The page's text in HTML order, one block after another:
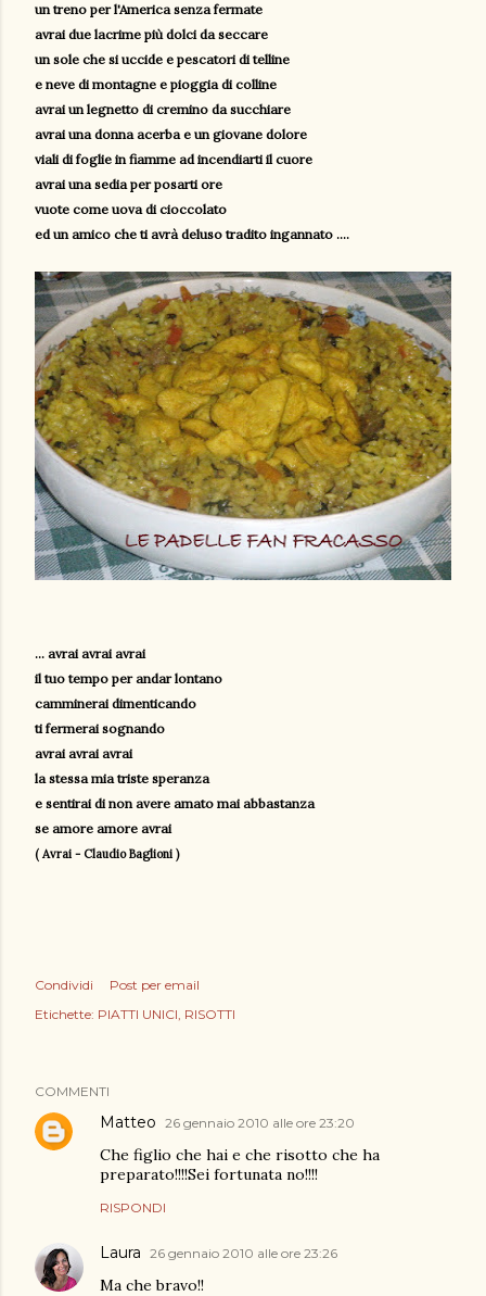
un treno per l'America senza fermate
avrai due lacrime più dolci da seccare
un sole che si uccide e pescatori di telline
e neve di montagne e pioggia di colline
avrai un legnetto di cremino da succhiare
avrai una donna acerba e un giovane dolore
viali di foglie in fiamme ad incendiarti il cuore
avrai una sedia per posarti ore
vuote come uova di cioccolato
ed un amico che ti avrà deluso tradito ingannato ....
... avrai avrai avrai
il tuo tempo per andar lontano
camminerai dimenticando
ti fermerai sognando
avrai avrai avrai
la stessa mia triste speranza
e sentirai di non avere amato mai abbastanza
se amore amore avrai
( Avrai - Claudio Baglioni )
Condividi
Post per email
Etichette: PIATTI UNICI RISOTTI
COMMENTI
Matteo 26 gennaio 2010 alle ore 23:20
Che figlio che hai e che risotto che ha
preparato!!!!Sei fortunata no!!!!
RISPONDI
Laura 26 gennaio 2010 alle ore 23:26
Ma che bravo!!